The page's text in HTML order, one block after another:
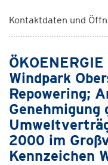
Kontaktdaten und
Windpark
Repowering;
Genehmigung
2000 im
Kennzeichen